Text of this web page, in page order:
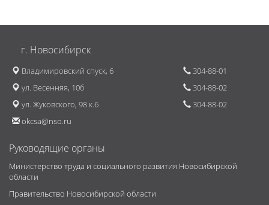
г. Новосибирск
Владимировский спуск, 6
304-88-01
ул. Весенняя, 10б
304-88-02
ул. Жуковского, 98 к.6
304-88-02
okcsa@nso.ru
Руководящие органы
Министерство труда и социального развития Новосибирской
области
Правительство Новосибирской области